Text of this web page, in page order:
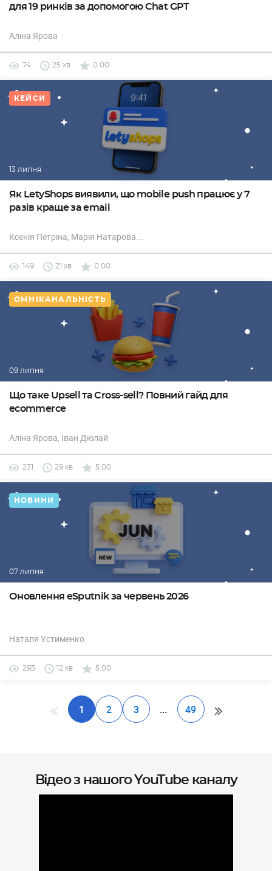
для 19 ринків за допомогою Chat GPT
Аліна Ярова
74 25 хв 0.00
КЕЙСИ
13 липня
Як LetyShops виявили, що mobile push працює у 7
разів краще за email
Ксенія Петріна, Марія Натарова...
149 21 хв 0.00
ОМНІКАНАЛЬНІСТЬ
09 липня
Що таке Upsell та Cross-sell? Повний гайд для
ecommerce
Аліна Ярова, Іван Дюлай
231 29 хв 5.00
НОВИНИ
07 липня
Оновлення eSputnik за червень 2026
Наталя Устименко
293 12 хв 5.00
1 2 3 ... 49
Відео з нашого YouTube каналу